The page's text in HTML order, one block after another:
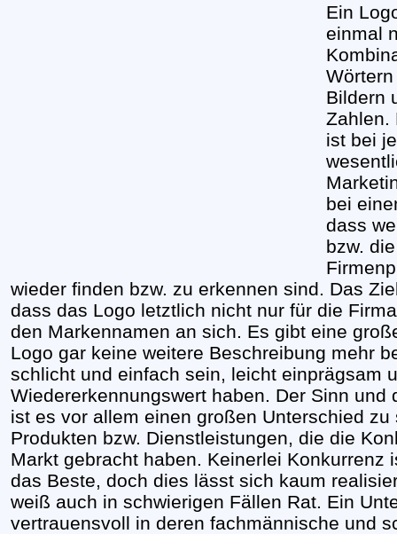
Ein
einmal
Bildern
Zahlen.
ist bei
bei
dass
bzw.
wieder finden bzw. zu erkennen sind. Das
dass das Logo letztlich nicht nur für die
den Markennamen an sich. Es gibt eine
Logo gar keine weitere Beschreibung mehr
schlicht und einfach sein, leicht einprägsam
Wiedererkennungswert haben. Der Sinn
ist es vor allem einen großen Unterschied
Produkten bzw. Dienstleistungen, die die
Markt gebracht haben. Keinerlei Konkurrenz
das Beste, doch dies lässt sich kaum
weiß auch in schwierigen Fällen Rat. Ein
vertrauensvoll in deren fachmännische und